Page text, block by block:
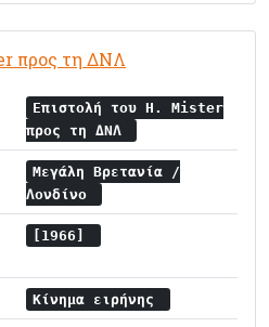
προς τη ΔΝΛ
Επιστολή του H. Mister
προς τη ΔΝΛ
Μεγάλη Βρετανία /
Λονδίνο
[1966]
Κίνημα ειρήνης